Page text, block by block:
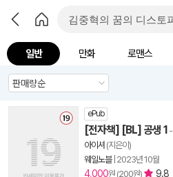
일반 만화 로맨스
ePub
[전자책] [BL] 공생 1 -
아이셔 (지은이)
웨일노블| 2023년 10월
4,000원 (200원) 9.8